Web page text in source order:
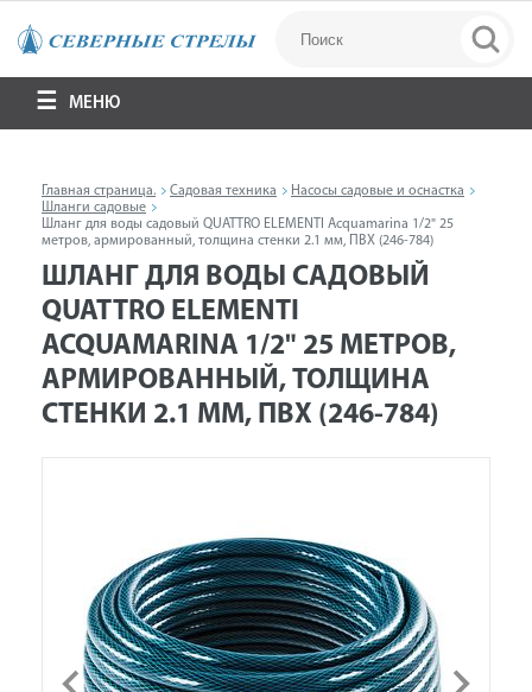
МЕНЮ
Главная страница. Садовая техника
Насосы садовые и оснастка
Шланги садовые
Шланг для воды садовый QUATTRO ELEMENTI Acquamarina 1/2" 25
метров, армированный, толщина стенки 2.1 мм, ПВХ (246-784)
ШЛАНГ ДЛЯ ВОДЫ САДОВЫЙ
QUATTRO ELEMENTI
ACQUAMARINA 1/2" 25 МЕТРОВ,
АРМИРОВАННЫЙ, ТОЛЩИНА
СТЕНКИ 2.1 ММ, ПВХ (246-784)